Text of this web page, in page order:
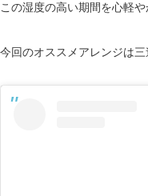
この湿度の高い期間を心軽
今回のオススメアレンジは三